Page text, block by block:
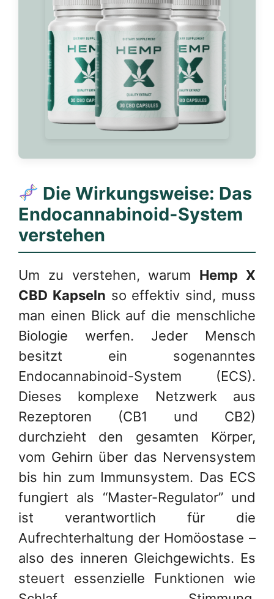
Die Wirkungsweise: Das
Endocannabinoid-System
verstehen
Um zu verstehen, warum Hemp X
CBD Kapseln so effektiv sind, muss
man einen Blick auf die menschliche
Biologie werfen. Jeder Mensch
besitzt ein sogenanntes
Endocannabinoid-System (ECS).
Dieses komplexe Netzwerk aus
Rezeptoren (CB1 und CB2)
durchzieht den gesamten Körper,
vom Gehirn über das Nervensystem
bis hin zum Immunsystem. Das ECS
fungiert als “Master-Regulator” und
ist verantwortlich für die
Aufrechterhaltung der Homöostase –
also des inneren Gleichgewichts. Es
steuert essenzielle Funktionen wie